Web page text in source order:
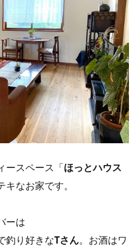
ースペース「ほっとハウス
なお家です。
ーは
釣り好きなTさん。お酒はワ